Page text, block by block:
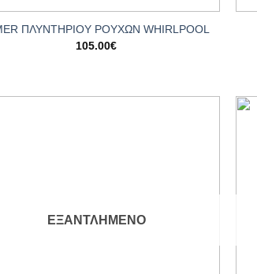
ΠΛΥΝΤΗΡΙΟΥ ΡΟΥΧΩΝ WHIRLPOOL
105.00€
ΕΞΑΝΤΛΗΜΈΝΟ